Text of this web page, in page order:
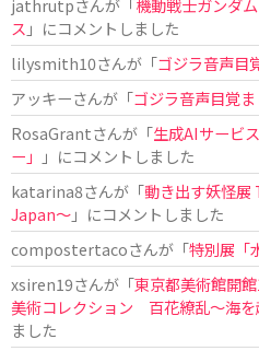
jathrutpさんが「機動戦士ガンダ
ス 」にコメントしました
lilysmith10さんが「ゴジラ音声目
アッキーさんが「ゴジラ音声目覚
RosaGrantさんが「生成AIサービ
ー」
」にコメントしました
katarina8さんが「動き出す妖怪
Japan〜」にコメントしました
compostertacoさんが「特別展「
xsiren19さんが「東京都美術館開
美術コレクション 百花繚乱～海を
ました